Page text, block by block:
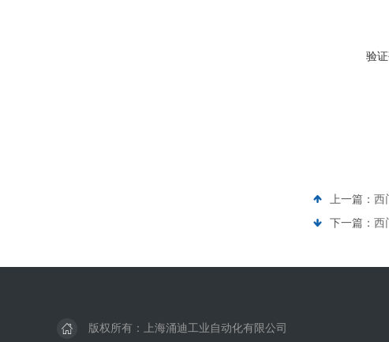
验证
上一篇： 西
下一篇： 西
版权所有：上海涌迪工业自动化有限公司